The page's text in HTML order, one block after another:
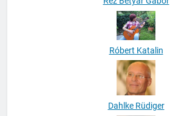
Róbert Katalin
Dahlke Rüdiger